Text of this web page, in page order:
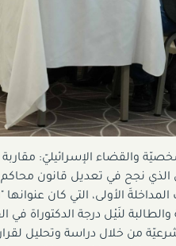
والقضاء الإسرائيليّ:
الذي نجح في تعديل قانون
الأولى، التي كان عنوانها
لنَيْل درجة الدكتوراة في
من خلال دراسة وتحليل